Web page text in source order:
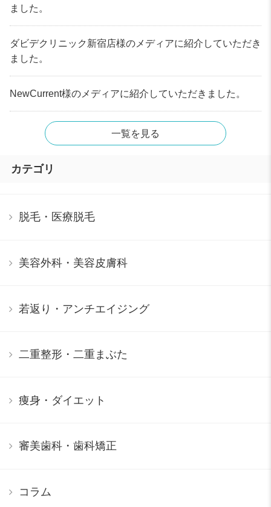
ました。
ダビデクリニック新宿店様のメディアに紹介していただき
ました。
NewCurrent様のメディアに紹介していただきました。
一覧を見る
カテゴリ
脱毛・医療脱毛
美容外科・美容皮膚科
若返り・アンチエイジング
二重整形・二重まぶた
痩身・ダイエット
審美歯科・歯科矯正
コラム